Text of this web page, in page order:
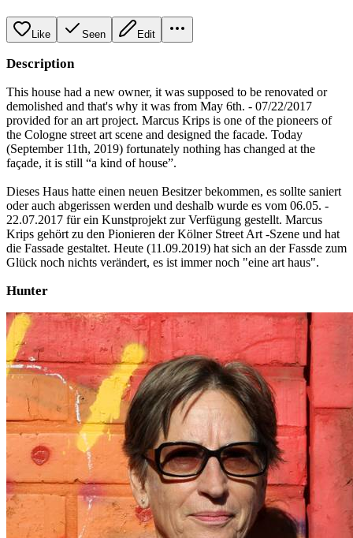
Like Seen Edit
Description
This house had a new owner, it was supposed to be renovated or
demolished and that's why it was from May 6th. - 07/22/2017
provided for an art project. Marcus Krips is one of the pioneers of
the Cologne street art scene and designed the facade. Today
(September 11th, 2019) fortunately nothing has changed at the
façade, it is still “a kind of house”.
Dieses Haus hatte einen neuen Besitzer bekommen, es sollte saniert
oder auch abgerissen werden und deshalb wurde es vom 06.05. -
22.07.2017 für ein Kunstprojekt zur Verfügung gestellt. Marcus
Krips gehört zu den Pionieren der Kölner Street Art -Szene und hat
die Fassade gestaltet. Heute (11.09.2019) hat sich an der Fassde zum
Glück noch nichts verändert, es ist immer noch "eine art haus".
Hunter